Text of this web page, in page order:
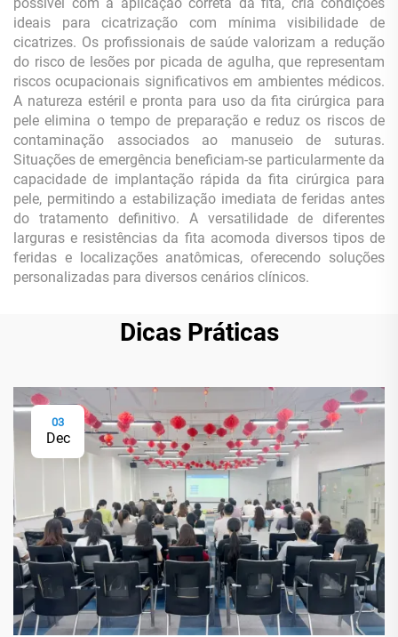
ideais para cicatrização com mínima visibilidade de
cicatrizes. Os profissionais de saúde valorizam a redução
do risco de lesões por picada de agulha, que representam
riscos ocupacionais significativos em ambientes médicos.
A natureza estéril e pronta para uso da fita cirúrgica para
pele elimina o tempo de preparação e reduz os riscos de
contaminação associados ao manuseio de suturas.
Situações de emergência beneficiam-se particularmente da
capacidade de implantação rápida da fita cirúrgica para
pele, permitindo a estabilização imediata de feridas antes
do tratamento definitivo. A versatilidade de diferentes
larguras e resistências da fita acomoda diversos tipos de
feridas e localizações anatômicas, oferecendo soluções
personalizadas para diversos cenários clínicos.
Dicas Práticas
03
Dec